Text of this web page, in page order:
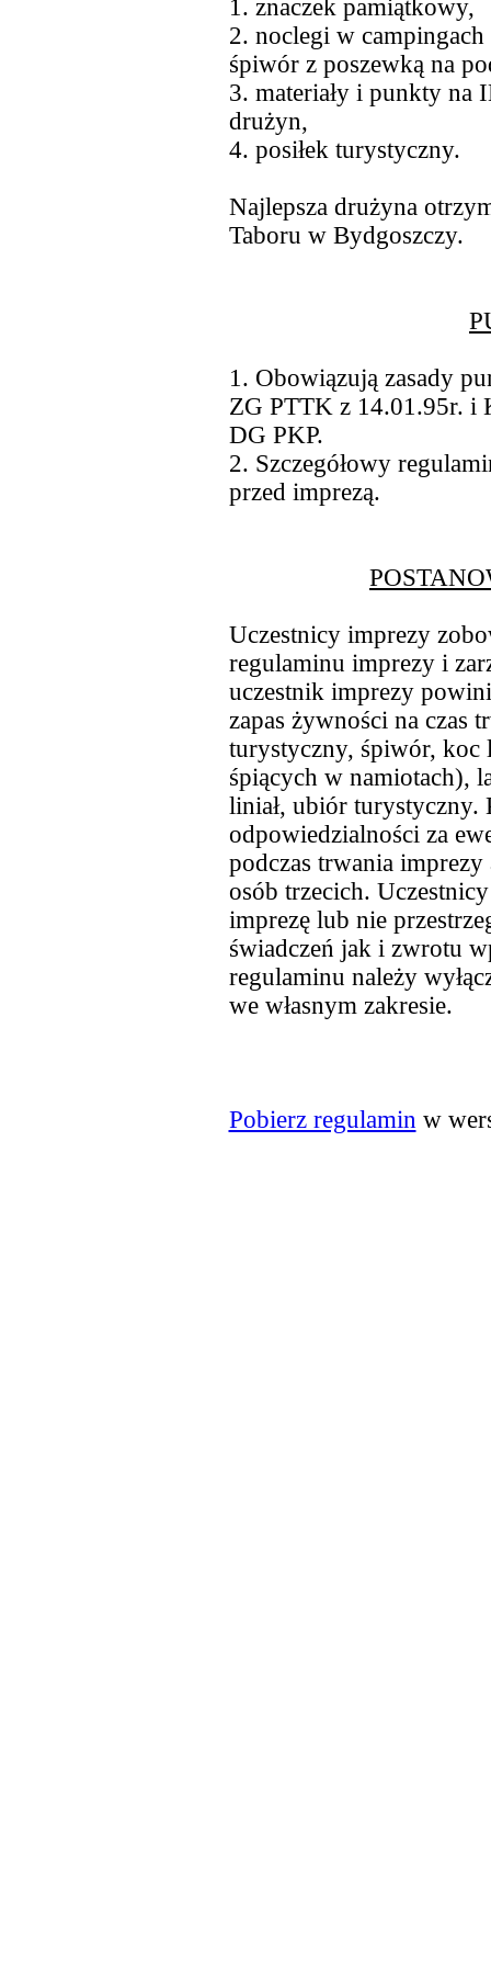
1. znaczek pamiątkowy,
2. noclegi w
śpiwór z poszewką na
3. materiały i punkty na
drużyn,
4. posiłek turystyczny.
Najlepsza drużyna
Taboru w Bydgoszczy.
1. Obowiązują zasady
ZG PTTK z 14.01.95r.
DG PKP.
2. Szczegółowy
przed imprezą.
Uczestnicy imprezy
regulaminu imprezy i
uczestnik imprezy
zapas żywności na czas
turystyczny, śpiwór, koc
śpiących w namiotach),
liniał, ubiór
odpowiedzialności za
podczas trwania
osób trzecich.
imprezę lub nie
świadczeń jak i zwrotu
regulaminu należy
we własnym zakresie.
Pobierz regulamin w